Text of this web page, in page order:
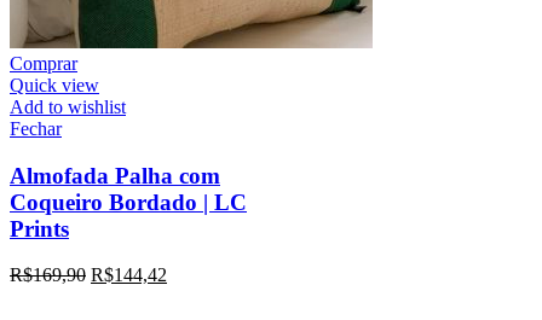
Comprar
Quick view
Add to wishlist
Fechar
Almofada Palha com
Coqueiro Bordado | LC
Prints
R$169,90 R$144,42